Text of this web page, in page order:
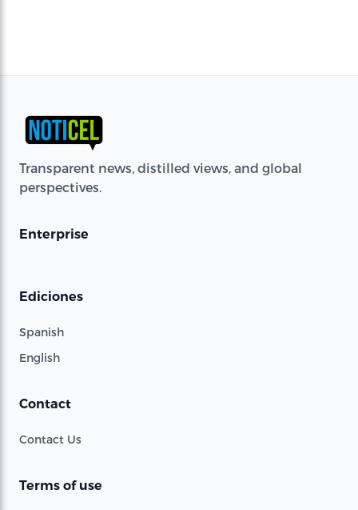
Transparent news, distilled views, and global
perspectives.
Enterprise
Ediciones
Spanish
English
Contact
Contact Us
Terms of use